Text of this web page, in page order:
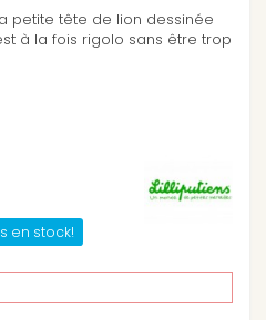
petite tête de lion dessinée
à la fois rigolo sans être trop
en stock!